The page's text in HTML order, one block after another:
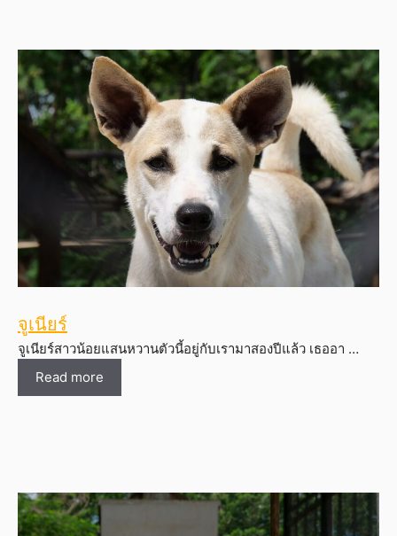
จูเนียร์
จูเนียร์สาวน้อยแสนหวานตัวนี้อยู่กับเรามาสองปีแล้ว เธออา …
Read more